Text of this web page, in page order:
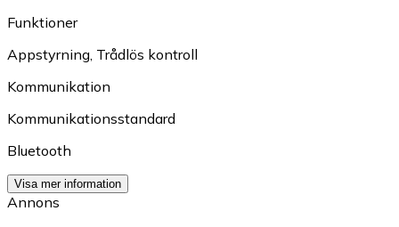
Funktioner
Appstyrning Trådlös kontroll
Kommunikation
Kommunikationsstandard
Bluetooth
Visa mer information
Annons